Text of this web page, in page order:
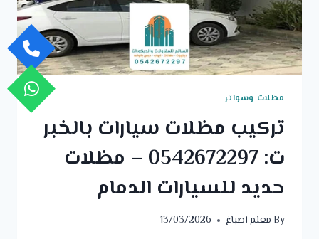
مظلات وسواتر
تركيب مظلات سيارات بالخبر
ت: 0542672297 – مظلات
حديد للسيارات الدمام
Byمعلم اصباغ 13/03/2026